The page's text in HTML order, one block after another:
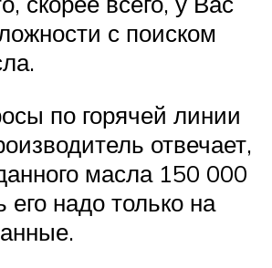
с поиском
по горячей линии
отвечает,
масла 150 000
его надо только на